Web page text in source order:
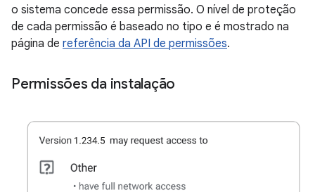
o sistema concede essa permissão. O nível de proteção
de cada permissão é baseado no tipo e é mostrado na
página de referência da API de permissões.
Permissões da instalação